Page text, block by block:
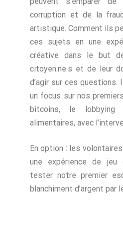
corruption et de la
artistique. Comment ils
ces sujets en une
créative dans le but
citoyen.ne.s et de leur
d’agir sur ces questions.
un focus sur nos
bitcoins, le
alimentaires, avec
En option : les
une expérience de jeu
tester notre premier
blanchiment d’argent par